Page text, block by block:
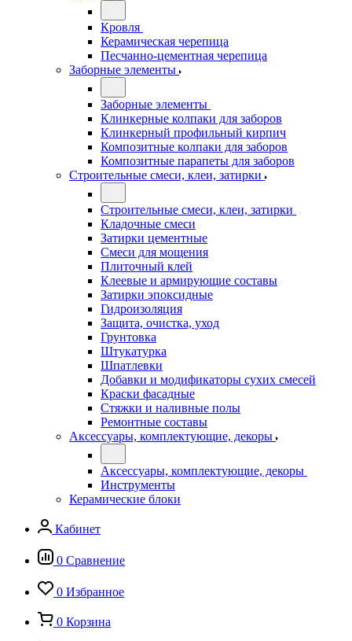
Кровля
Керамическая черепица
Песчанно-цементная черепица
Заборные элементы
Заборные элементы
Клинкерные колпаки для заборов
Клинкерный профильный кирпич
Композитные колпаки для заборов
Композитные парапеты для заборов
Строительные смеси, клеи, затирки
Строительные смеси, клеи, затирки
Кладочные смеси
Затирки цементные
Смеси для мощения
Плиточный клей
Клеевые и армирующие составы
Затирки эпоксидные
Гидроизоляция
Защита, очистка, уход
Грунтовка
Штукатурка
Шпатлевки
Добавки и модификаторы сухих смесей
Краски фасадные
Стяжки и наливные полы
Ремонтные составы
Аксессуары, комплектующие, декоры
Аксессуары, комплектующие, декоры
Инструменты
Керамические блоки
Кабинет
0 Сравнение
0 Избранное
0 Корзина